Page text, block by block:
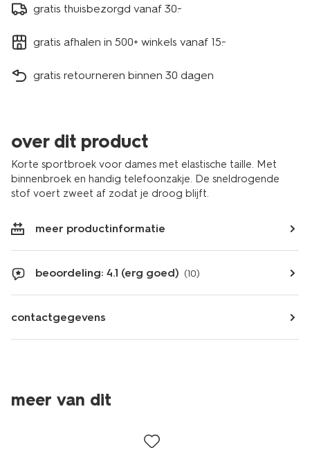
gratis thuisbezorgd vanaf 30.-
gratis afhalen in 500+ winkels vanaf 15.-
gratis retourneren binnen 30 dagen
over dit product
Korte sportbroek voor dames met elastische taille. Met
binnenbroek en handig telefoonzakje. De sneldrogende
stof voert zweet af zodat je droog blijft.
meer productinformatie
beoordeling: 4.1 (erg goed) (10)
contactgegevens
meer van dit